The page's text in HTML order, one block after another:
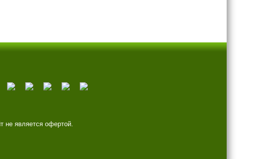
не является офертой.